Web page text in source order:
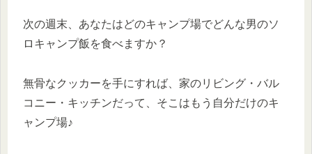
次の週末、あなたはどのキャンプ場でどんな男のソ
ロキャンプ飯を食べますか？
無骨なクッカーを手にすれば、家のリビング・バル
コニー・キッチンだって、そこはもう自分だけのキ
ャンプ場♪